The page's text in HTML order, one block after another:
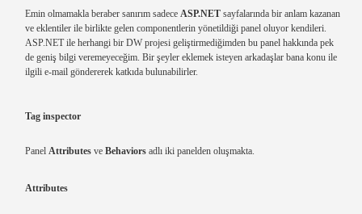
Emin olmamakla beraber sanırım sadece ASP.NET sayfalarında bir anlam kazanan
ve eklentiler ile birlikte gelen componentlerin yönetildiği panel oluyor kendileri.
ASP.NET ile herhangi bir DW projesi geliştirmediğimden bu panel hakkında pek
de geniş bilgi veremeyeceğim. Bir şeyler eklemek isteyen arkadaşlar bana konu ile
ilgili e-mail göndererek katkıda bulunabilirler.
Tag inspector
Panel Attributes ve Behaviors adlı iki panelden oluşmakta.
Attributes